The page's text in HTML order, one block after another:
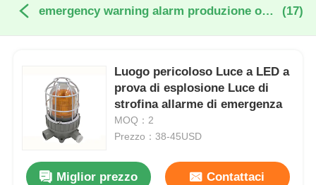
emergency warning alarm produzione online (17)
Luogo pericoloso Luce a LED a
prova di esplosione Luce di
strofina allarme di emergenza
MOQ：2
Prezzo：38-45USD
Miglior prezzo Contattaci